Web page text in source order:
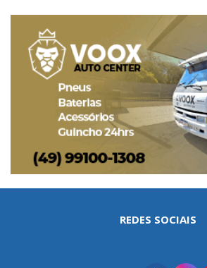
REDES SOCIAIS